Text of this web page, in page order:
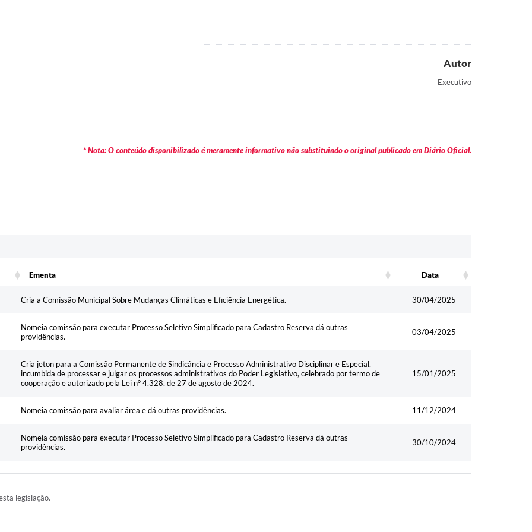
Autor
Executivo
* Nota: O conteúdo disponibilizado é meramente informativo não substituindo o original publicado em Diário Oficial.
Ementa
Data
Cria a Comissão Municipal Sobre Mudanças Climáticas e Eficiência Energética. 30/04/2025
Nomeia comissão para executar Processo Seletivo Simplificado para Cadastro Reserva dá outras
providências.
03/04/2025
Cria jeton para a Comissão Permanente de Sindicância e Processo Administrativo Disciplinar e Especial,
incumbida de processar e julgar os processos administrativos do Poder Legislativo, celebrado por termo de
cooperação e autorizado pela Lei n° 4.328, de 27 de agosto de 2024.
15/01/2025
Nomeia comissão para avaliar área e dá outras providências. 11/12/2024
Nomeia comissão para executar Processo Seletivo Simplificado para Cadastro Reserva dá outras
providências.
30/10/2024
legislação.